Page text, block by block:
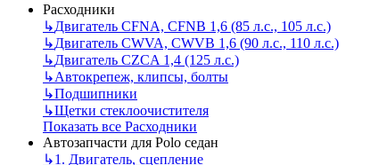
Расходники
↳Двигатель CFNA, CFNB 1,6 (85 л.с., 105 л.с.)
↳Двигатель CWVA, CWVB 1,6 (90 л.с., 110 л.с.)
↳Двигатель CZCA 1,4 (125 л.с.)
↳Автокрепеж, клипсы, болты
↳Подшипники
↳Щетки стеклоочистителя
Показать все Расходники
Автозапчасти для Polo седан
↳1. Двигатель, сцепление